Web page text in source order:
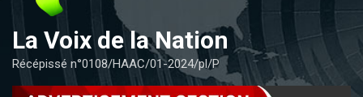
La Voix de la Nation
Récépissé n°0108/HAAC/01-2024/pl/P